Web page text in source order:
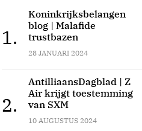
1.
Koninkrijksbelangen
blog | Malafide
trustbazen
28 JANUARI 2024
2.
AntilliaansDagblad | Z
Air krijgt toestemming
van SXM
10 AUGUSTUS 2024